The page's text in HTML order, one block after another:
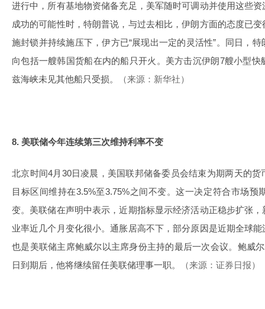
进行中，所有基地物资储备充足，美军随时可调动并使用这些
成功的可能性时，特朗普说，与过去相比，伊朗方面的态度已
施封锁并持续施压下，伊方已“展现出一定的灵活性”。同日，
向包括一艘韩国货船在内的船只开火。美方击沉伊朗7艘小型
兹海峡未见其他船只受损。
（来源：新华社）
8. 美联储今年连续第三次维持利率不变
北京时间4月30日凌晨，美国联邦储备委员会结束为期两天的
目标区间维持在3.5%至3.75%之间不变。这一决定符合市场预
变。美联储在声明中表示，近期指标显示经济活动正稳步扩张
业率近几个月变化很小。通胀居高不下，部分原因是近期全球
也是美联储主席鲍威尔以主席身份主持的最后一次会议。鲍威
日到期后，他将继续留任美联储理事一职。
（来源：证券日报）